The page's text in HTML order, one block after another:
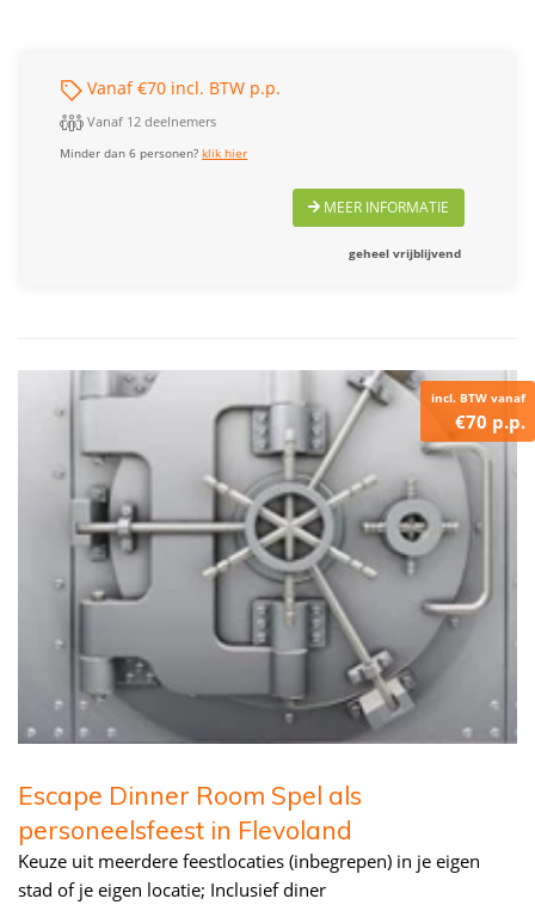
Vanaf €70 incl. BTW p.p.
Vanaf 12 deelnemers
Minder dan 6 personen?klik hier
MEER INFORMATIE
geheel vrijblijvend
incl. BTW vanaf
€70 p.p.
Escape Dinner Room Spel als
personeelsfeest in Flevoland
Keuze uit meerdere feestlocaties (inbegrepen) in je eigen
stad of je eigen locatie; Inclusief diner